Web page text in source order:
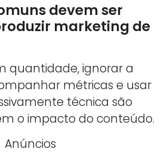
devem ser
marketing de
quantidade, ignorar a
métricas e usar
técnica são
o impacto do conteúdo.
Anúncios